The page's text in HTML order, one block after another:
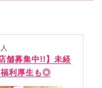
舗募集中!!】未経
福利厚生も◎